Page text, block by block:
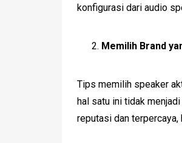
konfigurasi dari audio
Memilih Brand
Tips memilih speaker
hal satu ini tidak
reputasi dan terpercaya,